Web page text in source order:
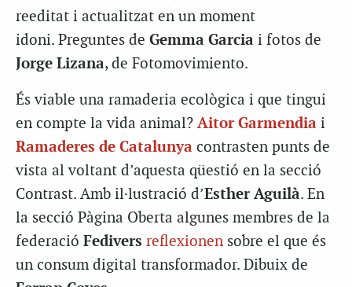
reeditat i actualitzat en un moment
idoni. Preguntes de Gemma Garcia i fotos de
Jorge Lizana, de Fotomovimiento.
És viable una ramaderia ecològica i que tingui
en compte la vida animal? Aitor Garmendia i
Ramaderes de Catalunya contrasten punts de
vista al voltant d’aquesta qüestió en la secció
Contrast. Amb il·lustració d’Esther Aguilà. En
la secció Pàgina Oberta algunes membres de la
federació Fedivers reflexionen sobre el que és
un consum digital transformador. Dibuix de